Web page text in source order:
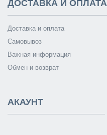
ДОСТАВКА И ОПЛАТА
Доставка и оплата
Самовывоз
Важная информация
Обмен и возврат
АКАУНТ